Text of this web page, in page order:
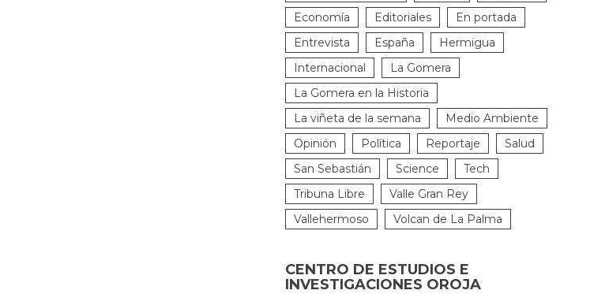
Economía
Editoriales
En portada
Entrevista
España
Hermigua
Internacional
La Gomera
La Gomera en la Historia
La viñeta de la semana
Medio Ambiente
Opinión
Política Reportaje
Salud
San Sebastián
Science
Tech
Tribuna Libre
Valle Gran Rey
Vallehermoso
Volcan de La Palma
CENTRO DE ESTUDIOS E
INVESTIGACIONES OROJA